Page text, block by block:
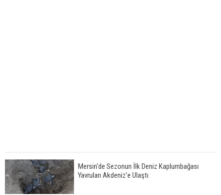
Mersin'de Sezonun İlk Deniz Kaplumbağası
Yavruları Akdeniz'e Ulaştı